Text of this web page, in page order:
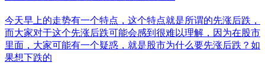
今天早上的走势有一个特点，这个特点就是所谓的先涨后跌，
而大家对于这个先涨后跌可能会感到很难以理解，因为在股市
里面，大家可能有一个疑惑，就是股市为什么要先涨后跌？如
果想下跌的